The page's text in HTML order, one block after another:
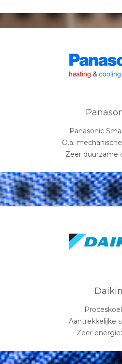
Panasonic
O.a.
Zeer duurzame
Daikin
Aantrekkelijke
Zeer